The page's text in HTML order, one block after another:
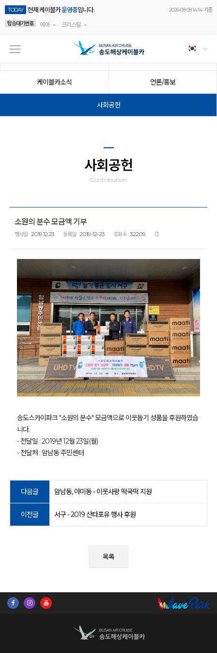
TODAY 현재 케이블카운영중입니다.
2026-08-08 14:14 기준
탑승대기번호
에어 - 크리스탈 -
케이블카소식 언론/홍보
사회공헌
사회공헌
Contribution
소원의 분수 모금액 기부
행사일 2019.12.23 등록일 2019-12-23 조회수 32209
송도스카이파크 "소원의 분수" 모금액으로 이웃돕기 성품을 후원하였습
니다.
- 전달일 : 2019년 12월 23일(월)
- 전달처 : 암남동 주민센터
다음글 암남동, 아미동 - 이웃사랑 떡국떡 지원
이전글 서구 - 2019 산타포유 행사 후원
목록